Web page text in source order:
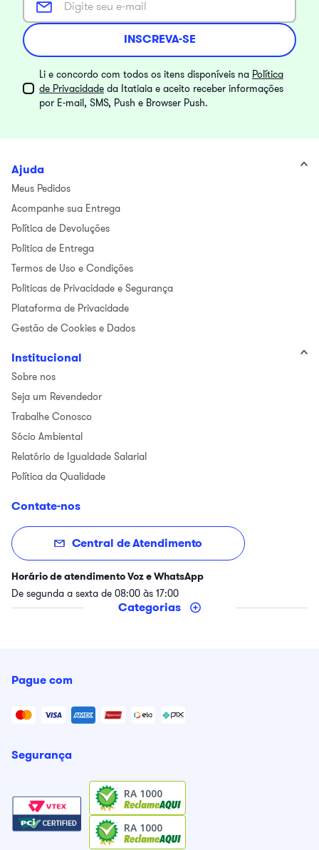
INSCREVA-SE
Li e concordo com todos os itens disponíveis na Política
de Privacidade da Itatiaia e aceito receber informações
por E-mail, SMS, Push e Browser Push.
Ajuda
Meus Pedidos
Acompanhe sua Entrega
Política de Devoluções
Politica de Entrega
Termos de Uso e Condições
Politicas de Privacidade e Segurança
Plataforma de Privacidade
Gestão de Cookies e Dados
Institucional
Sobre nos
Seja um Revendedor
Trabalhe Conosco
Sócio Ambiental
Relatório de Igualdade Salarial
Política da Qualidade
Contate-nos
Central de Atendimento
Horário de atendimento Voz e WhatsApp
De segunda a sexta de 08:00 às 17:00
Categorias
Pague com
Segurança
RA 1000
RA 1000